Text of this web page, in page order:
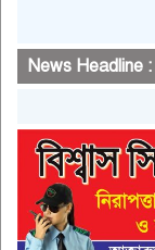
News Headline :